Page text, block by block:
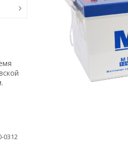
0312